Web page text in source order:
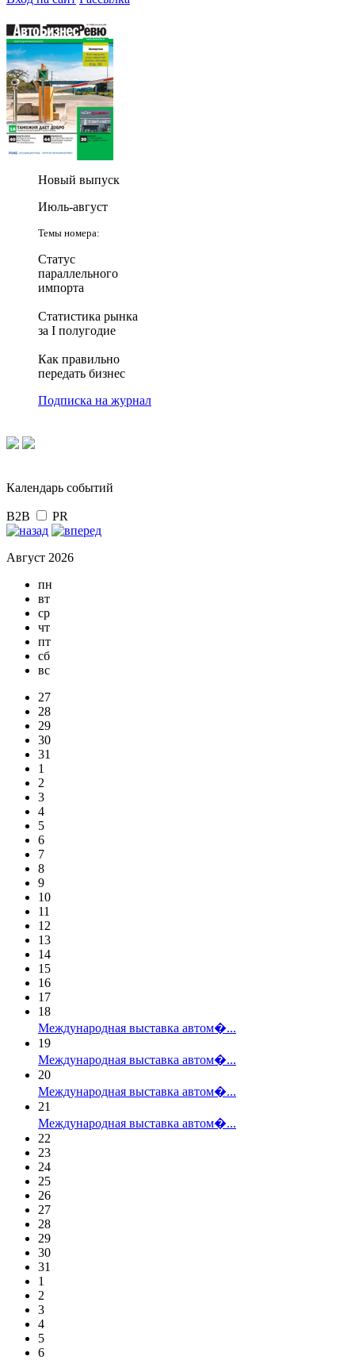
Новый выпуск
Июль-август
Темы номера:
Статус
параллельного
импорта
Статистика рынка
за I полугодие
Как правильно
передать бизнес
Подписка на журнал
Календарь событий
B2B PR
Август 2026
пн
вт
ср
чт
пт
сб
вс
27
28
29
30
31
1
2
3
4
5
6
7
8
9
10
11
12
13
14
15
16
17
18
Международная выставка автом�...
19
Международная выставка автом�...
20
Международная выставка автом�...
21
Международная выставка автом�...
22
23
24
25
26
27
28
29
30
31
1
2
3
4
5
6